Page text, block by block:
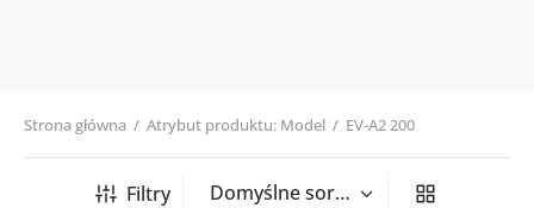
Strona główna / Atrybut produktu: Model / EV-A2 200
Filtry